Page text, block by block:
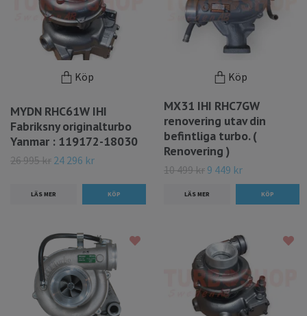
Köp
MYDN RHC61W IHI
Fabriksny originalturbo
Yanmar : 119172-18030
26 995 kr 24 296 kr
LÄS MER
Köp
MX31 IHI RHC7GW
renovering utav din
befintliga turbo. (
Renovering )
10 499 kr 9 449 kr
LÄS MER